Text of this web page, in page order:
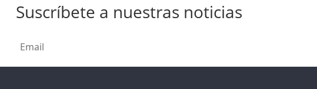
Suscríbete a nuestras noticias